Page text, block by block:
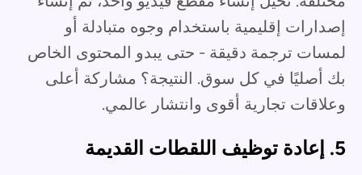
إصدارات إقليمية باستخدام وجوه متبادلة أو
لمسات ترجمة دقيقة - حتى يبدو المحتوى الخاص
بك أصليًا في كل سوق. النتيجة؟ مشاركة أعلى
وعلاقات تجارية أقوى وانتشار عالمي.
5. إعادة توظيف اللقطات القديمة